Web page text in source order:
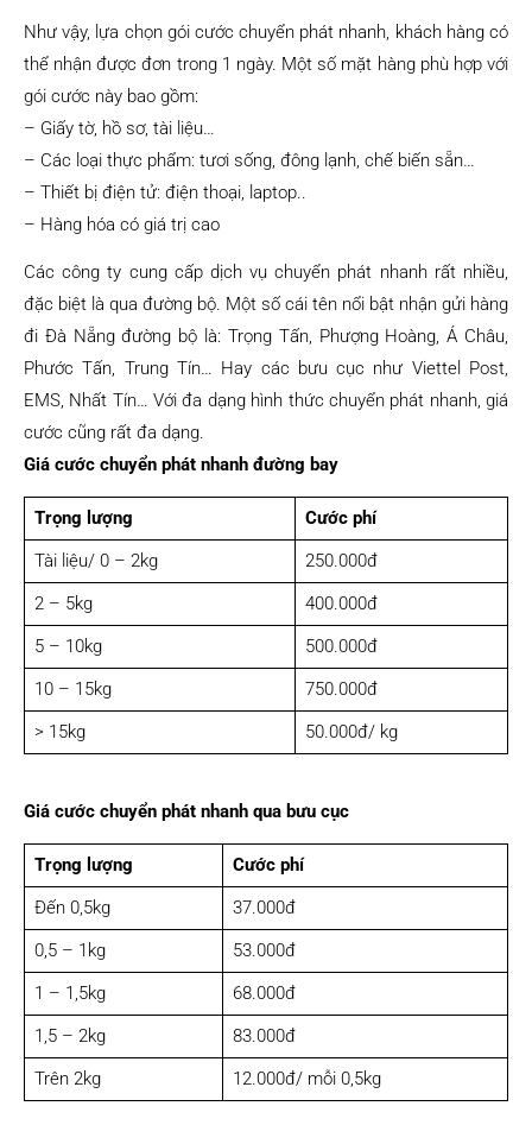
Như vậy, lựa chọn gói cước chuyển phát nhanh, khách hàng có
thể nhận được đơn trong 1 ngày. Một số mặt hàng phù hợp với
gói cước này bao gồm:
– Giấy tờ, hồ sơ, tài liệu…
– Các loại thực phẩm: tươi sống, đông lạnh, chế biến sẵn…
– Thiết bị điện tử: điện thoại, laptop..
– Hàng hóa có giá trị cao
Các công ty cung cấp dịch vụ chuyển phát nhanh rất nhiều,
đặc biệt là qua đường bộ. Một số cái tên nổi bật nhận gửi hàng
đi Đà Nẵng đường bộ là: Trọng Tấn, Phượng Hoàng, Á Châu,
Phước Tấn, Trung Tín… Hay các bưu cục như Viettel Post,
EMS, Nhất Tín… Với đa dạng hình thức chuyển phát nhanh, giá
cước cũng rất đa dạng.
Giá cước chuyển phát nhanh đường bay
Trọng lượng
Cước phí
Tài liệu/ 0 – 2kg
250.000đ
2 – 5kg
400.000đ
5 – 10kg
500.000đ
10 – 15kg
750.000đ
> 15kg
50.000đ/ kg
Giá cước chuyển phát nhanh qua bưu cục
Trọng lượng
Cước phí
Đến 0,5kg
37.000đ
0,5 – 1kg
53.000đ
1 – 1,5kg
68.000đ
1,5 – 2kg
83.000đ
Trên 2kg
12.000đ/ mỗi 0,5kg